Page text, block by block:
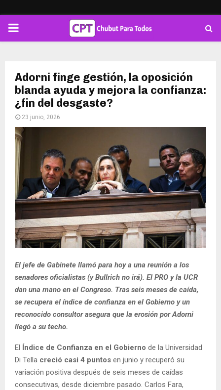
PRIMARY
Adorni finge gestión, la oposición
blanda ayuda y mejora la confianza:
¿fin del desgaste?
23 junio, 2026
El jefe de Gabinete llamó para hoy a una reunión a los
senadores oficialistas (y Bullrich no irá). El PRO y la UCR
dan una mano en el Congreso. Tras seis meses de caída,
se recupera el índice de confianza en el Gobierno y un
reconocido consultor asegura que la erosión por Adorni
llegó a su techo.
El Índice de Confianza en el Gobierno de la Universidad
Di Tella creció casi 4 puntos en junio y recuperó su
variación positiva después de seis meses de caídas
consecutivas, desde diciembre pasado. Carlos Fara,